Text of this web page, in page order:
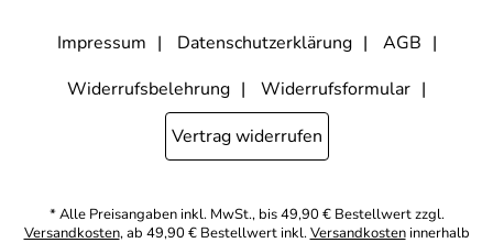
Impressum Datenschutzerklärung
AGB
Widerrufsbelehrung
Widerrufsformular
Vertrag widerrufen
* Alle Preisangaben inkl. MwSt., bis 49,90 € Bestellwert zzgl.
Versandkosten, ab 49,90 € Bestellwert inkl.Versandkosteninnerhalb